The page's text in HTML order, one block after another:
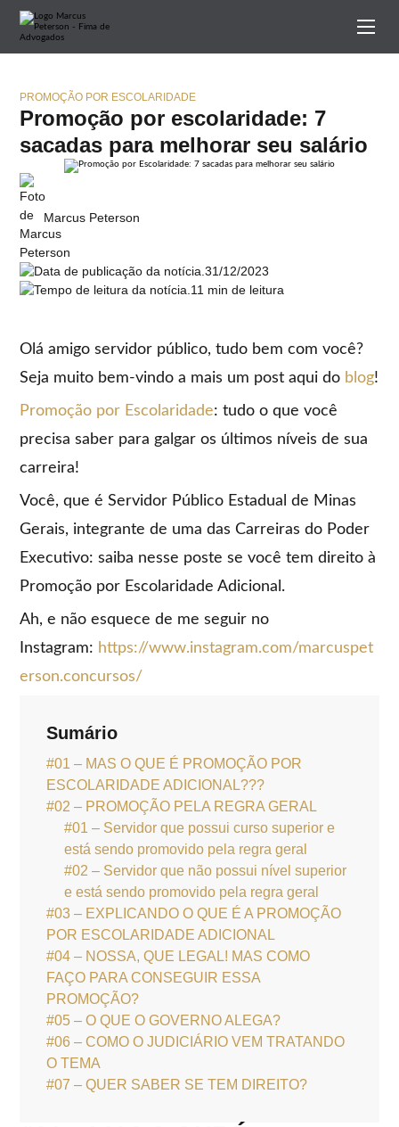
PROMOÇÃO POR ESCOLARIDADE
Promoção por escolaridade: 7
sacadas para melhorar seu salário
Marcus Peterson
31/12/2023
11 min de leitura
Olá amigo servidor público, tudo bem com você?
Seja muito bem-vindo a mais um post aqui do blog!
Promoção por Escolaridade: tudo o que você
precisa saber para galgar os últimos níveis de sua
carreira!
Você, que é Servidor Público Estadual de Minas
Gerais, integrante de uma das Carreiras do Poder
Executivo: saiba nesse poste se você tem direito à
Promoção por Escolaridade Adicional.
Ah, e não esquece de me seguir no
Instagram: https://www.instagram.com/marcuspet
erson.concursos/
Sumário
#01 – MAS O QUE É PROMOÇÃO POR
ESCOLARIDADE ADICIONAL???
#02 – PROMOÇÃO PELA REGRA GERAL
#01 – Servidor que possui curso superior e
está sendo promovido pela regra geral
#02 – Servidor que não possui nível superior
e está sendo promovido pela regra geral
#03 – EXPLICANDO O QUE É A PROMOÇÃO
POR ESCOLARIDADE ADICIONAL
#04 – NOSSA, QUE LEGAL! MAS COMO
FAÇO PARA CONSEGUIR ESSA
PROMOÇÃO?
#05 – O QUE O GOVERNO ALEGA?
#06 – COMO O JUDICIÁRIO VEM TRATANDO
O TEMA
#07 – QUER SABER SE TEM DIREITO?